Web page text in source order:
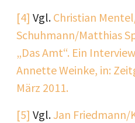
[4] Vgl. Christian
Schuhmann/Matthias
„Das Amt“. Ein
Annette Weinke, in:
März 2011.
[5] Vgl.Jan Friedmann/